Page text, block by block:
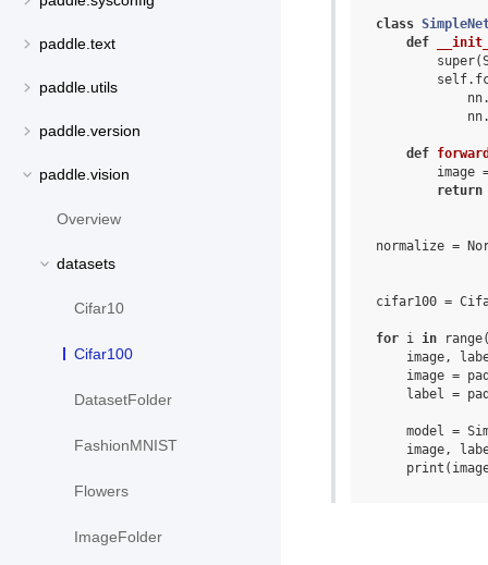
paddle.text
paddle.utils
paddle.version
paddle.vision
Overview
datasets
Cifar10
Cifar100
DatasetFolder
FashionMNIST
Flowers
ImageFolder
class
def
super(
self.
nn
nn
def
image
return
normalize =
cifar100 =
for i in range
image,
image =
label =
model =
image,
print (